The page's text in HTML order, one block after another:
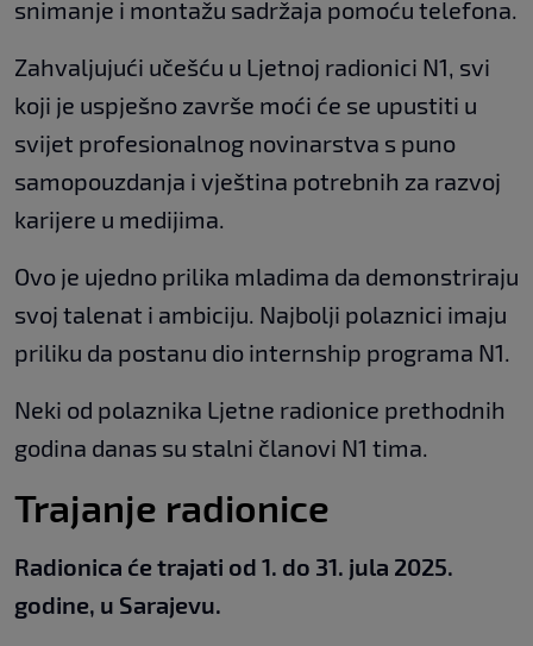
snimanje i montažu sadržaja pomoću telefona.
Zahvaljujući učešću u Ljetnoj radionici N1, svi
koji je uspješno završe moći će se upustiti u
svijet profesionalnog novinarstva s puno
samopouzdanja i vještina potrebnih za razvoj
karijere u medijima.
Ovo je ujedno prilika mladima da demonstriraju
svoj talenat i ambiciju. Najbolji polaznici imaju
priliku da postanu dio internship programa N1.
Neki od polaznika Ljetne radionice prethodnih
godina danas su stalni članovi N1 tima.
Trajanje radionice
Radionica će trajati od 1. do 31. jula 2025.
godine, u Sarajevu.